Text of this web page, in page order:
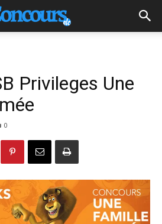
Privileges Une
0